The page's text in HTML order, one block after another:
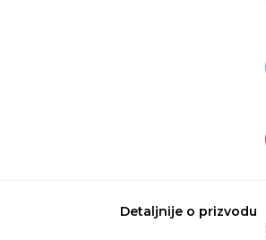
Detaljnije o prizvodu